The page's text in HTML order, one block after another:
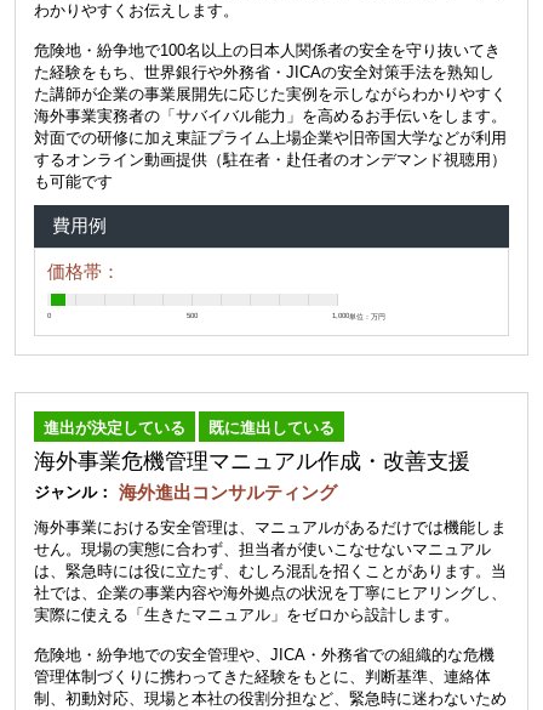
わかりやすくお伝えします。
危険地・紛争地で100名以上の日本人関係者の安全を守り抜いてき
た経験をもち、世界銀行や外務省・JICAの安全対策手法を熟知し
た講師が企業の事業展開先に応じた実例を示しながらわかりやすく
海外事業実務者の「サバイバル能力」を高めるお手伝いをします。
対面での研修に加え東証プライム上場企業や旧帝国大学などが利用
するオンライン動画提供（駐在者・赴任者のオンデマンド視聴用）
も可能です
費用例
価格帯：
0 500 1,000 単位：万円
進出が決定している 既に進出している
海外事業危機管理マニュアル作成・改善支援
ジャンル： 海外進出コンサルティング
海外事業における安全管理は、マニュアルがあるだけでは機能しま
せん。現場の実態に合わず、担当者が使いこなせないマニュアル
は、緊急時には役に立たず、むしろ混乱を招くことがあります。当
社では、企業の事業内容や海外拠点の状況を丁寧にヒアリングし、
実際に使える「生きたマニュアル」をゼロから設計します。
危険地・紛争地での安全管理や、JICA・外務省での組織的な危機
管理体制づくりに携わってきた経験をもとに、判断基準、連絡体
制、初動対応、現場と本社の役割分担など、緊急時に迷わないため